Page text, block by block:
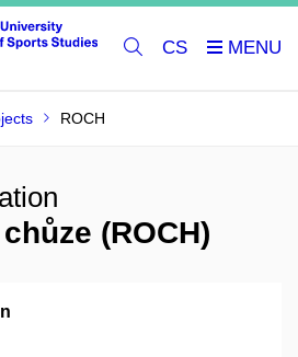
CS
ROCH
(ROCH)